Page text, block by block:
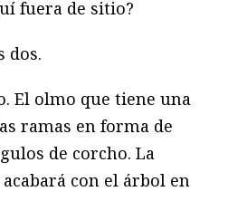
fuera de sitio?
dos.
El olmo que tiene una
ramas en forma de
de corcho. La
con el árbol en